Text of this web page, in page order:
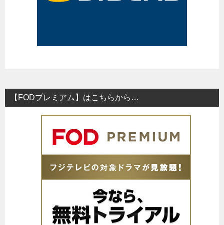
【FODプレミアム】はこちらから…